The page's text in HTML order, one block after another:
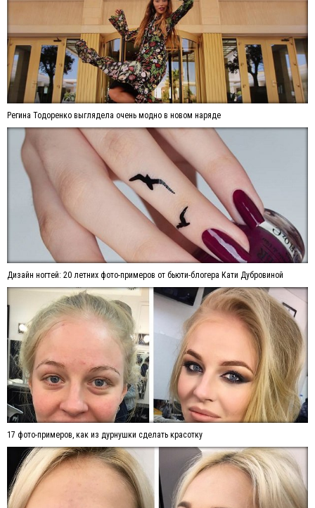
Регина Тодоренко выглядела очень модно в новом наряде
Дизайн ногтей: 20 летних фото-примеров от бьюти-блогера Кати Дубровиной
17 фото-примеров, как из дурнушки сделать красотку